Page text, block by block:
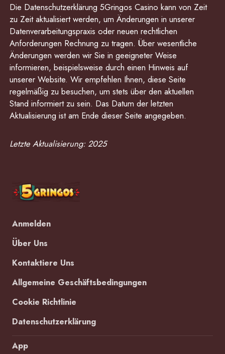
Die Datenschutzerklärung 5Gringos Casino kann von Zeit
zu Zeit aktualisiert werden, um Änderungen in unserer
Datenverarbeitungspraxis oder neuen rechtlichen
Anforderungen Rechnung zu tragen. Über wesentliche
Änderungen werden wir Sie in geeigneter Weise
informieren, beispielsweise durch einen Hinweis auf
unserer Website. Wir empfehlen Ihnen, diese Seite
regelmäßig zu besuchen, um stets über den aktuellen
Stand informiert zu sein. Das Datum der letzten
Aktualisierung ist am Ende dieser Seite angegeben.
Letzte Aktualisierung: 2025
Anmelden
Über Uns
Kontaktiere Uns
Allgemeine Geschäftsbedingungen
Cookie Richtlinie
Datenschutzerklärung
App